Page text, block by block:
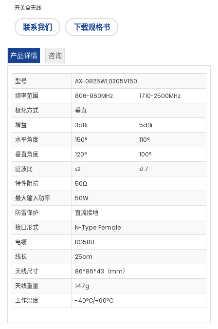
开关盒天线
联系我们 下载规格书
产品详情 咨询
型号
AX-0825WL0305V150
频率范围
806-960MHz
1710-2500MHz
极化方式
垂直
增益
3dBi
5dBi
水平角度
150°
110°
垂直角度
120°
100°
驻波比
≤2
≤1.7
特性阻抗
50Ω
最大输入功率
50W
防雷保护
直流接地
接口形式
N-Type Female
电缆
RG58U
线长
25cm
天线尺寸
86*86*43（mm）
天线重量
147g
工作温度
-40ºC/+60ºC